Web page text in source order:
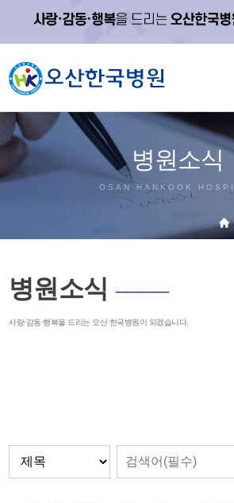
병원소식
OSAN HANKOOK
병원소식 ─────
사랑·감동·행복을 드리는 오산 한국병원이 되겠습니다.